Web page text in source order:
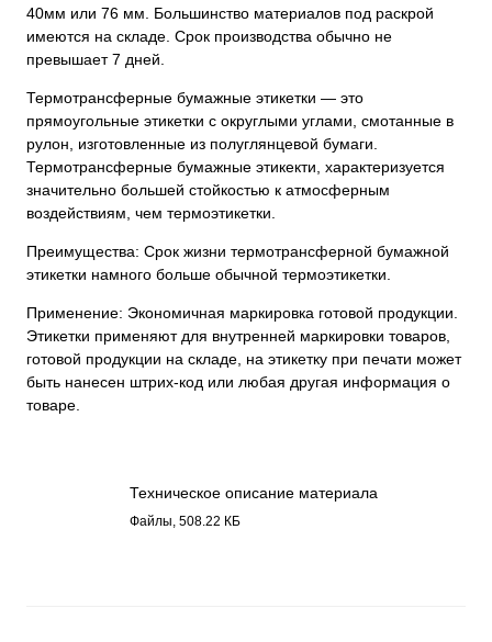
40мм или 76 мм. Большинство материалов под раскрой
имеются на складе. Срок производства обычно не
превышает 7 дней.
Термотрансферные бумажные этикетки — это
прямоугольные этикетки с округлыми углами, смотанные в
рулон, изготовленные из полуглянцевой бумаги.
Термотрансферные бумажные этикекти, характеризуется
значительно большей стойкостью к атмосферным
воздействиям, чем термоэтикетки.
Преимущества: Срок жизни термотрансферной бумажной
этикетки намного больше обычной термоэтикетки.
Применение: Экономичная маркировка готовой продукции.
Этикетки применяют для внутренней маркировки товаров,
готовой продукции на складе, на этикетку при печати может
быть нанесен штрих-код или любая другая информация о
товаре.
Техническое описание материала
Бумага полуглянец 3116.pdf
Файлы, 508.22 КБ